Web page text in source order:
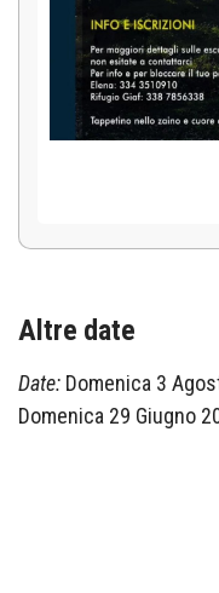
Altre date
Date: Domenica 3
Domenica 29 Giugno